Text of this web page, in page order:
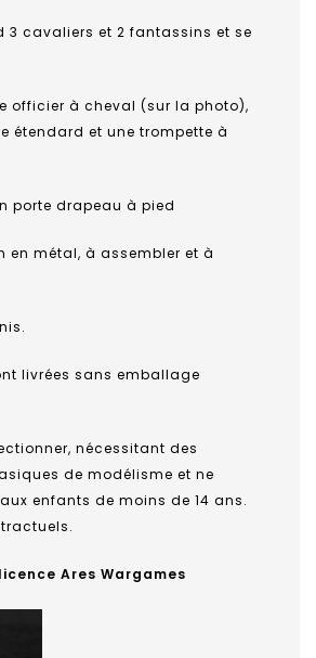
3 cavaliers et 2 fantassins et se
officier à cheval (sur la photo),
étendard et une trompette à
porte drapeau à pied
en métal, à assembler et à
livrées sans emballage
nécessitant des
de modélisme et ne
enfants de moins de 14 ans.
Ares Wargames